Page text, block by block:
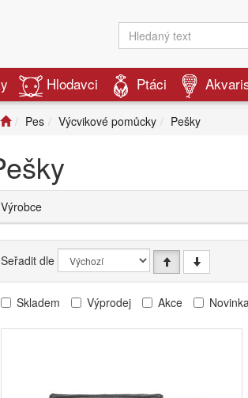
Hlodavci Ptáci
Pes Výcvikové pomůcky Pešky
Výrobce
Seřadit dle
Skladem Výprodej Akce